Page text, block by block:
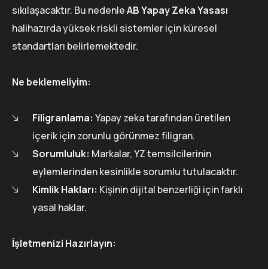
sıkılaşacaktır. Bu nedenleAB Yapay Zeka Yasası
halihazırda yüksek riskli sistemler için küresel
standartları belirlemektedir.
Ne beklemeliyim:
Filigranlama: Yapay zeka tarafından üretilen
içerik için zorunlu görünmez filigran.
Sorumluluk: Markalar, YZ temsilcilerinin
eylemlerinden kesinlikle sorumlu tutulacaktır.
Kimlik Hakları: Kişinin dijital benzerliği için farklı
yasal haklar.
İşletmenizi Hazırlayın: